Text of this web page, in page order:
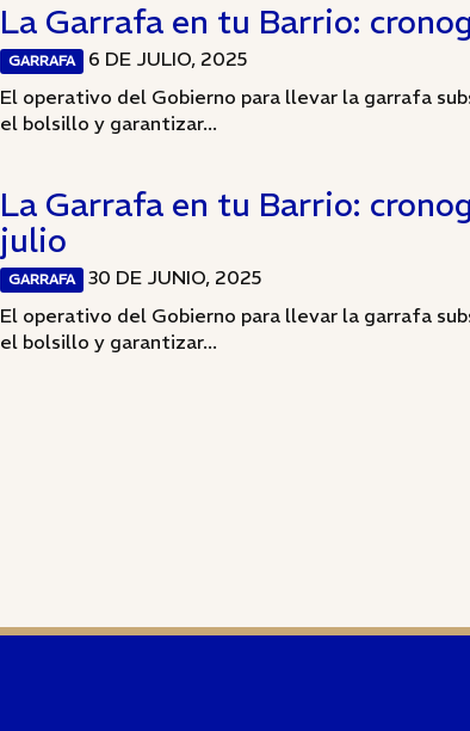
La Garrafa en tu Barrio:
GARRAFA
6 DE JULIO, 2025
El operativo del Gobierno para llevar la garrafa
el bolsillo y garantizar...
La Garrafa en tu Barrio:
julio
GARRAFA
30 DE JUNIO, 2025
El operativo del Gobierno para llevar la garrafa
el bolsillo y garantizar...